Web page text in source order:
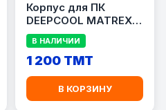
Корпус для ПК
DEEPCOOL MATREXX
55 MESH
В НАЛИЧИИ
1 200 TMT
В КОРЗИНУ